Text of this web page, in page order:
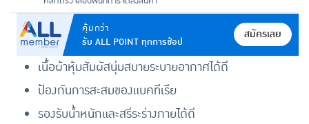
คุ้มกว่า
รับ ALL POINT ทุกการช้อป
สมัครเลย
เนื้อผ้าหุ้มสัมผัสนุ่มสบายระบายอากาศได้ดี
ป้องกันการสะสมของแบคทีเรีย
รองรับน้ำหนักและสรีระร่างกายได้ดี